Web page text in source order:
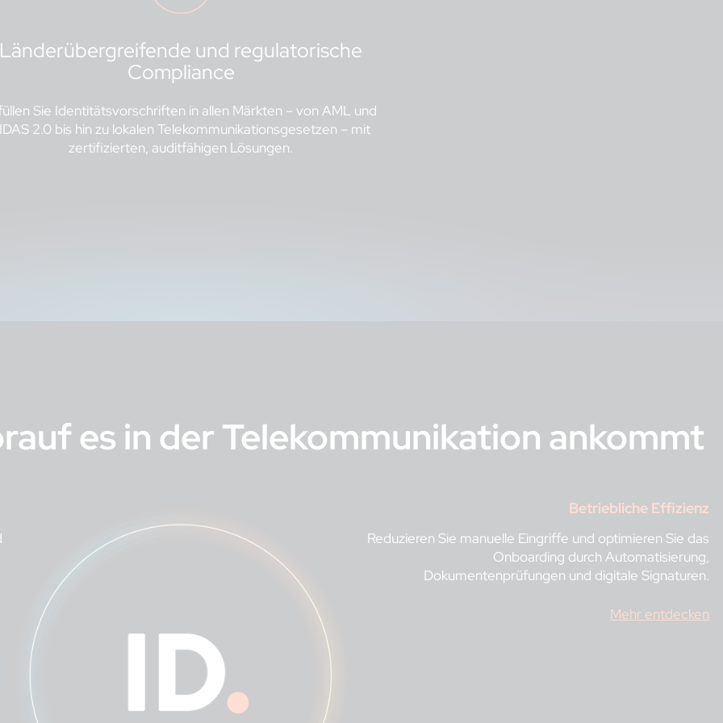
Länderübergreifende und regulatorische
Compliance
Sie Identitätsvorschriften in allen Märkten – von AML und
2.0 bis hin zu lokalen Telekommunikationsgesetzen – mit
zertifizierten, auditfähigen Lösungen.
es in der Telekommunikation ankommt
Betriebliche Effizienz
Reduzieren Sie manuelle Eingriffe und optimieren Sie das
Onboarding durch Automatisierung,
Dokumentenprüfungen und digitale Signaturen.
Mehr entdecken